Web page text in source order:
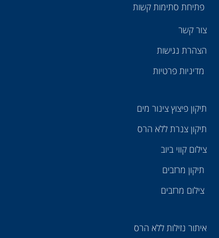
איתור נזילות ללא הרס
תיקון פיצוץ צינור מים
תיקון צנרת ללא הרס
צילום קווי ביוב
תיקון מרזבים
צילום מרזבים
פתיחת סתימות קשות
צור קשר
הצהרת נגישות
מדיניות פרטיות